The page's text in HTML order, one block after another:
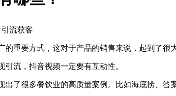
流获客
的重要方式，这对于产品的销售来说，起到了
流，抖音视频一定要有互动性。
很多餐饮业的高质量案例。比如海底捞、答案